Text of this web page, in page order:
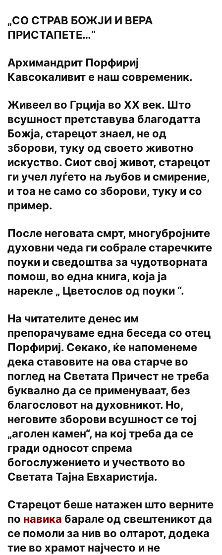
„СО СТРАВ БОЖЈИ И ВЕРА
ПРИСТАПЕТЕ…“
Архимандрит Порфириј
Кавсокаливит е наш современик.
Живеел во Грција во XX век. Што
всушност претставува благодатта
Божја, старецот знаел, не од
зборови, туку од своето животно
искуство. Сиот свој живот, старецот
ги учел луѓето на љубов и смирение,
и тоа не само со зборови, туку и со
пример.
После неговата смрт, многубројните
духовни чеда ги собрале старечките
поуки и сведоштва за чудотворната
помош, во една книга, која ја
нарекле „ Цветослов од поуки “.
На читателите денес им
препорачуваме една беседа со отец
Порфириј. Секако, ќе напоменеме
дека ставовите на ова старче во
поглед на Светата Причест не треба
буквално да се применуваат, без
благословот на духовникот. Но,
неговите зборови всушност се тој
„аголен камен“, на кој треба да се
гради односот спрема
богослужението и учеството во
Светата Тајна Евхаристија.
Старецот беше натажен што верните
по навика барале од свештеникот да
се помоли за нив во олтарот, додека
тие во храмот најчесто и не